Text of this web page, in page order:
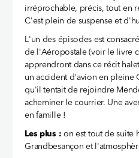
irréprochable, précis, tout en
C'est plein de suspense et
L'un des épisodes est
de l'Aéropostale (voir le livre
apprendront dans ce récit
un accident d'avion en pleine
qu'il tentait de rejoindre
acheminer le courrier. Une
en famille !
Les plus : on est tout de suite
Grandbesançon et